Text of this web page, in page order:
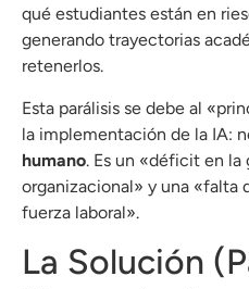
qué estudiantes están en
generando trayectorias
retenerlos.
Esta parálisis se debe al
la implementación de la IA:
humano. Es un «déficit en
organizacional» y una «falta
fuerza laboral».
La Solución